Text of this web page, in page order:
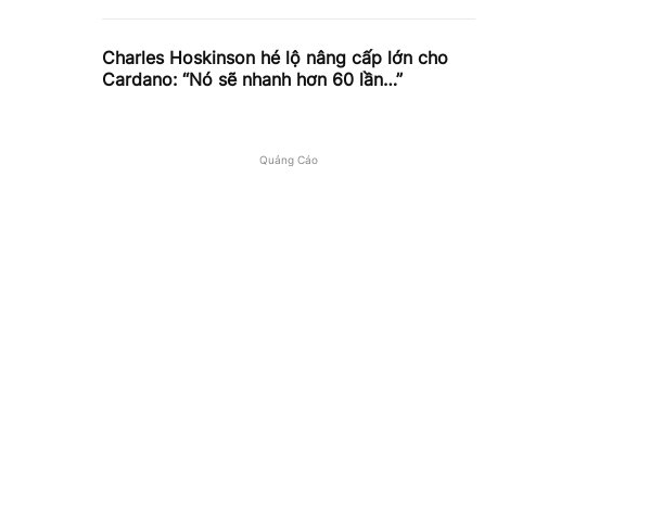
Charles Hoskinson hé lộ nâng cấp lớn cho
Cardano: “Nó sẽ nhanh hơn 60 lần…”
Quảng Cáo